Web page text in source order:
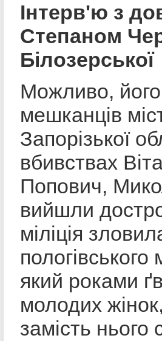
Інтерв'ю з
Степаном
Білозерської
Можливо, його
мешканців
Запорізької
вбивствах
Попович,
вийшли
міліція
який роками
молодих
замість